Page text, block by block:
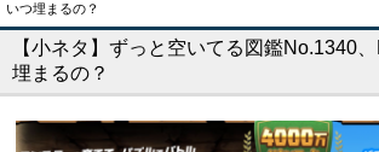
いつ埋まるの？
【小ネタ】ずっと空いてる図鑑No.1340
埋まるの？